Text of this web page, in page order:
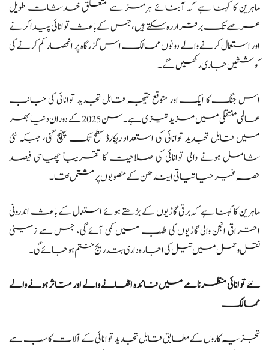
ماہرین کا کہنا ہے کہ آبنائے ہرمز سے متعلق خدشات طویل
عرصے تک برقرار رہ سکتے ہیں، جس کے باعث توانائی پیدا کرنے
اور استعمال کرنے والے دونوں ممالک اس گزرگاہ پر انحصار کم کرنے کی
کوششیں جاری رکھیں گے۔
اس جنگ کا ایک اور متوقع نتیجہ قابل تجدید توانائی کی جانب
عالمی منتقلی میں مزید تیزی ہے۔ سن 2025 کے دوران دنیا بھر
میں قابل تجدید توانائی کی استعداد ریکارڈ سطح تک پہنچ گئی، جبکہ نئی
شامل ہونے والی توانائی کی صلاحیت کا تقریباً چھیاسی فیصد
حصہ غیر حیاتیاتی ایندھن کے منصوبوں پر مشتمل تھا۔
ماہرین کا کہنا ہے کہ برقی گاڑیوں کے بڑھتے ہوئے استعمال کے باعث اندرونی
احتراقی انجن والی گاڑیوں کی طلب میں کمی آئے گی، جس سے زمینی
نقل و حمل میں تیل کی اجارہ داری بتدریج ختم ہو جائے گی۔
نئے توانائی منظرنامے میں فائدہ اٹھانے والے اور متاثر ہونے والے
ممالک
تجزیہ کاروں کے مطابق قابل تجدید توانائی کے آلات کا سب سے